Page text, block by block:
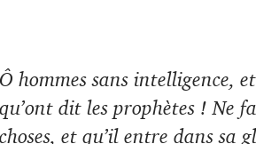
Ô hommes sans intelligence,
qu’ont dit les prophètes ! Ne
choses, et qu’il entre dans sa